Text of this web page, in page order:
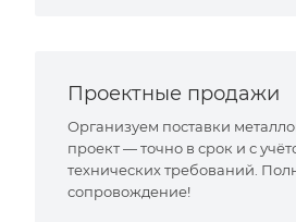
Проектные продажи
Организуем поставки
проект — точно в срок и с
технических требований.
сопровождение!